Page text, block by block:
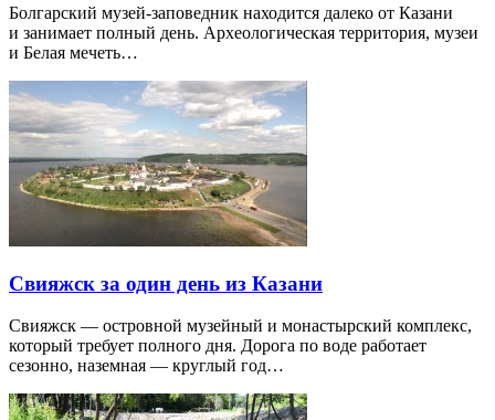
Болгарский музей-заповедник находится далеко от Казани
и занимает полный день. Археологическая территория, музеи
и Белая мечеть…
Свияжск за один день из Казани
Свияжск — островной музейный и монастырский комплекс,
который требует полного дня. Дорога по воде работает
сезонно, наземная — круглый год…